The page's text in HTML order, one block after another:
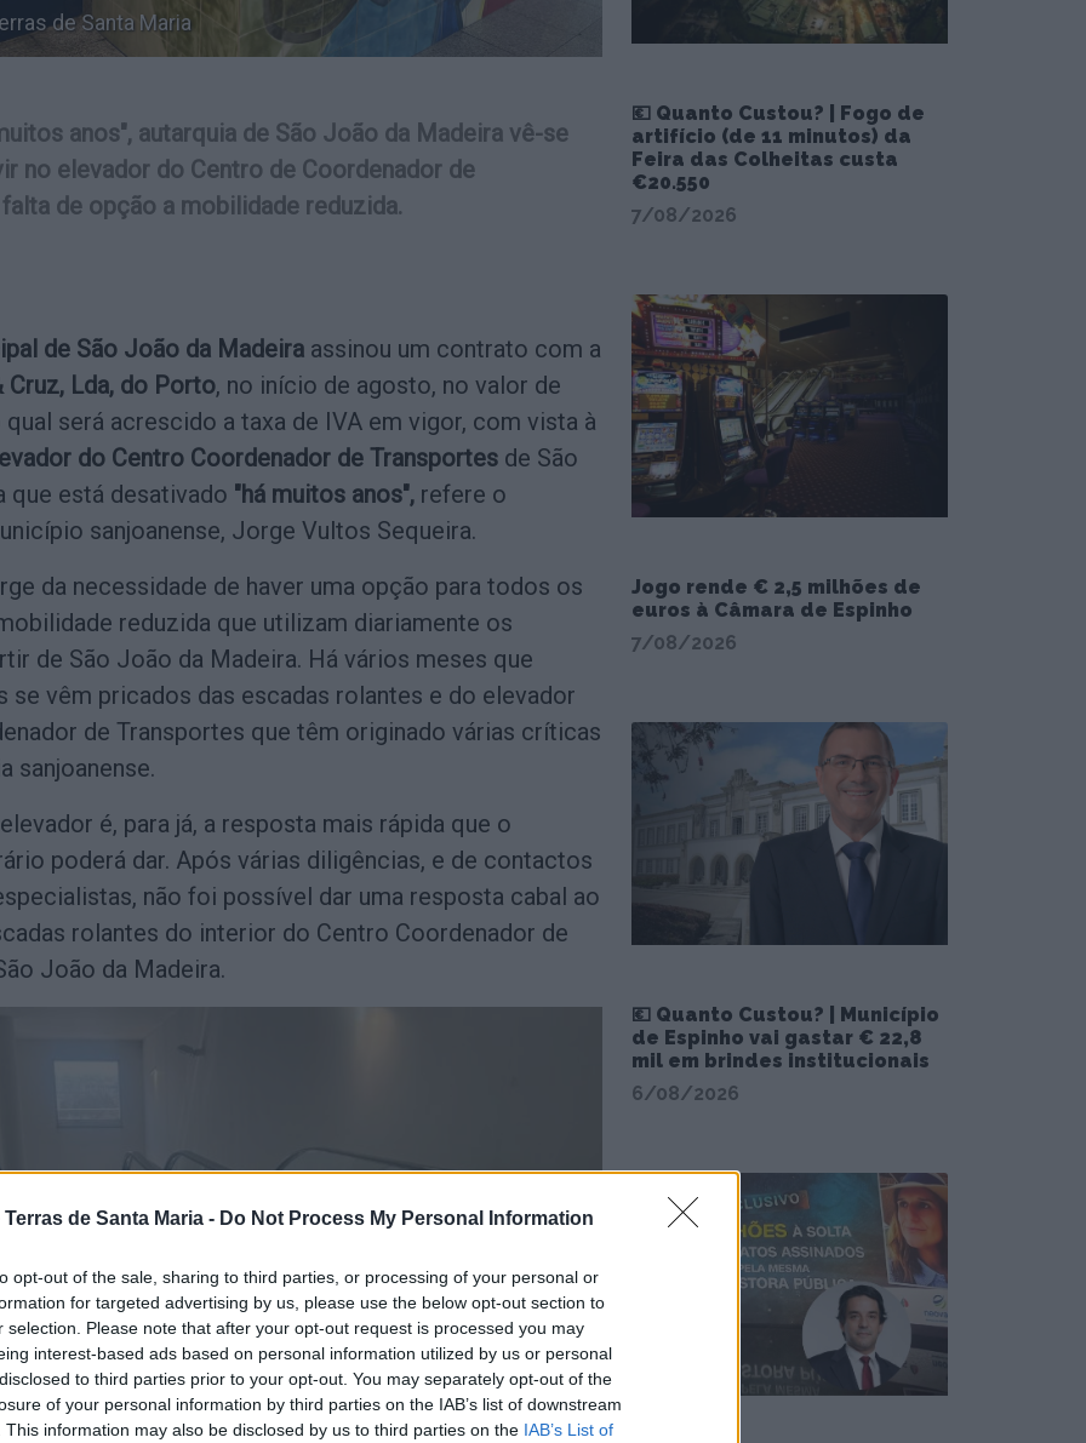
Terras de Santa Maria - Do Not Process My Personal Information
opt-out of the sale, sharing to third parties, or processing of your personal or
for targeted advertising by us, please use the below opt-out section to
selection. Please note that after your opt-out request is processed you may
interest-based ads based on personal information utilized by us or personal
to third parties prior to your opt-out. You may separately opt-out of the
of your personal information by third parties on the IAB’s list of downstream
This information may also be disclosed by us to third parties on the IAB’s List of
de Santa Maria
anos", autarquia de São João da Madeira vê-se
no elevador do Centro de Coordenador de
de opção a mobilidade reduzida.
de São João da Madeira assinou um contrato com a
Cruz, Lda, do Porto, no início de agosto, no valor de
qual será acrescido a taxa de IVA em vigor, com vista à
do Centro Coordenador de Transportes de São
que está desativado "há muitos anos", refere o
sanjoanense, Jorge Vultos Sequeira.
da necessidade de haver uma opção para todos os
reduzida que utilizam diariamente os
de São João da Madeira. Há vários meses que
se vêm pricados das escadas rolantes e do elevador
de Transportes que têm originado várias críticas
sanjoanense.
é, para já, a resposta mais rápida que o
poderá dar. Após várias diligências, e de contactos
não foi possível dar uma resposta cabal ao
rolantes do interior do Centro Coordenador de
João da Madeira.
💶 Quanto Custou? | Fogo de
artifício (de 11 minutos) da
Feira das Colheitas custa
€20.550
7/08/2026
Jogo rende € 2,5 milhões de
euros à Câmara de Espinho
7/08/2026
💶 Quanto Custou? | Município
de Espinho vai gastar € 22,8
mil em brindes institucionais
6/08/2026